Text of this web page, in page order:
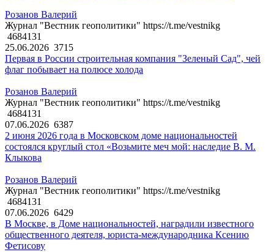
Розанов Валерий
Журнал "Вестник геополитики" https://t.me/vestnikg
4684131
25.06.2026 3715
Первая в России строительная компания "Зеленый Сад", чей
флаг побывает на полюсе холода
Розанов Валерий
Журнал "Вестник геополитики" https://t.me/vestnikg
4684131
07.06.2026 6387
2 июня 2026 года в Московском доме национальностей
состоялся круглый стол «Возьмите меч мой: наследие В. М.
Клыкова
Розанов Валерий
Журнал "Вестник геополитики" https://t.me/vestnikg
4684131
07.06.2026 6429
В Москве, в Доме национальностей, наградили известного
общественного деятеля, юриста-международника Ксению
Фетисову